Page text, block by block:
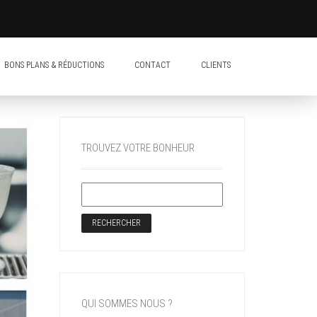
BONS PLANS & RÉDUCTIONS CONTACT CLIENTS
TROUVEZ VOTRE BONHEUR
QUI SOMMES NOUS ?